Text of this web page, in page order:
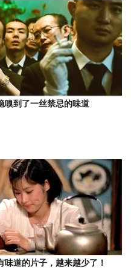
嗅到了一丝禁忌的味道
味道的片子，越来越少了！